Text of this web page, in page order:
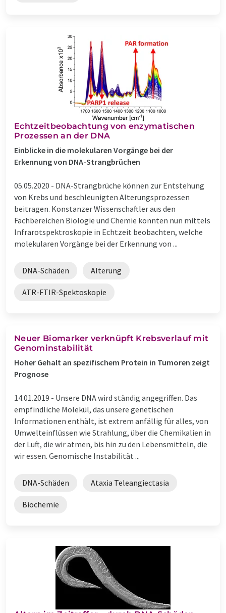
Echtzeitbeobachtung von enzymatischen
Prozessen an der DNA
Einblicke in die molekularen Vorgänge bei der
Erkennung von DNA-Strangbrüchen
05.05.2020 - DNA-Strangbrüche können zur Entstehung
von Krebs und beschleunigten Alterungsprozessen
beitragen. Konstanzer Wissenschaftler aus den
Fachbereichen Biologie und Chemie konnten nun mittels
Infrarotspektroskopie in Echtzeit beobachten, welche
molekularen Vorgänge bei der Erkennung von ...
DNA-Schäden Alterung
ATR-FTIR-Spektoskopie
Neuer Biomarker verknüpft Krebsverlauf mit
Genominstabilität
Hoher Gehalt an spezifischem Protein in Tumoren zeigt
Prognose
14.01.2019 - Unsere DNA wird ständig angegriffen. Das
empfindliche Molekül, das unsere genetischen
Informationen enthält, ist extrem anfällig für alles, von
Umwelteinflüssen wie Strahlung, über die Chemikalien in
der Luft, die wir atmen, bis hin zu den Lebensmitteln, die
wir essen. Genomische Instabilität ...
DNA-Schäden Ataxia Teleangiectasia
Biochemie